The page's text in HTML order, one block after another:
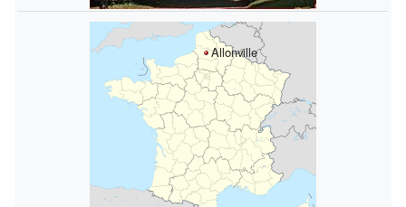
Allonville